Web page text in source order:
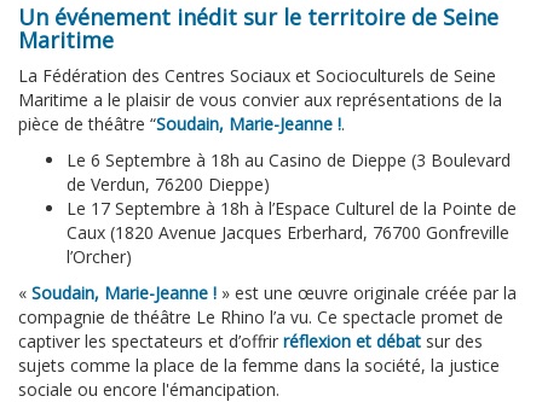
Un événement inédit sur le territoire de Seine
Maritime
La Fédération des Centres Sociaux et Socioculturels de Seine
Maritime a le plaisir de vous convier aux représentations de la
pièce de théâtre “Soudain, Marie-Jeanne !.
Le 6 Septembre à 18h au Casino de Dieppe (3 Boulevard
de Verdun, 76200 Dieppe)
Le 17 Septembre à 18h à l’Espace Culturel de la Pointe de
Caux (1820 Avenue Jacques Erberhard, 76700 Gonfreville
l’Orcher)
« Soudain, Marie-Jeanne ! » est une œuvre originale créée par la
compagnie de théâtre Le Rhino l’a vu. Ce spectacle promet de
captiver les spectateurs et d’offrir réflexion et débat sur des
sujets comme la place de la femme dans la société, la justice
sociale ou encore l'émancipation.